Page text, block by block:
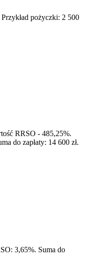
pożyczki: 2 500
RRSO - 485,25%.
do zapłaty: 14 600 zł.
3,65%. Suma do